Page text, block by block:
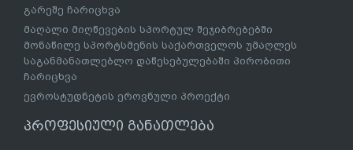
გარეშე ჩარიცხვა
მაღალი მიღწევების სპორტულ შეჯიბრებებში
მონაწილე სპორტსმენის საქართველოს უმაღლეს
საგანმანათლებლო დაწესებულებაში პირობითი
ჩარიცხვა
ევროსტუდნეტის ეროვნული პროექტი
პროფესიული განათლება